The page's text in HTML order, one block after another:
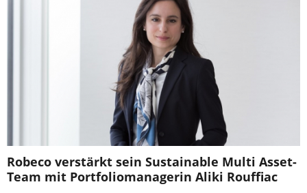
Robeco verstärkt sein Sustainable Multi Asset-
Team mit Portfoliomanagerin Aliki Rouffiac